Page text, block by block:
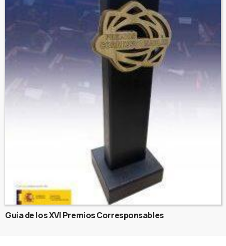
Guía de los XVI Premios Corresponsables